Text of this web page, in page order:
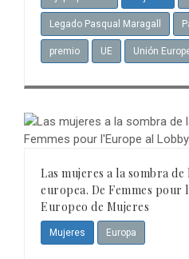
Legado Pasqual Maragall
premio UE Unión
Las mujeres a la sombra
europea. De Femmes
Europeo de Mujeres
Mujeres Europa